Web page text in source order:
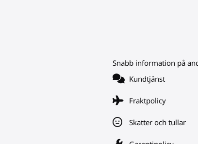
Snabb information på
Kundtjänst
Fraktpolicy
Skatter och tullar